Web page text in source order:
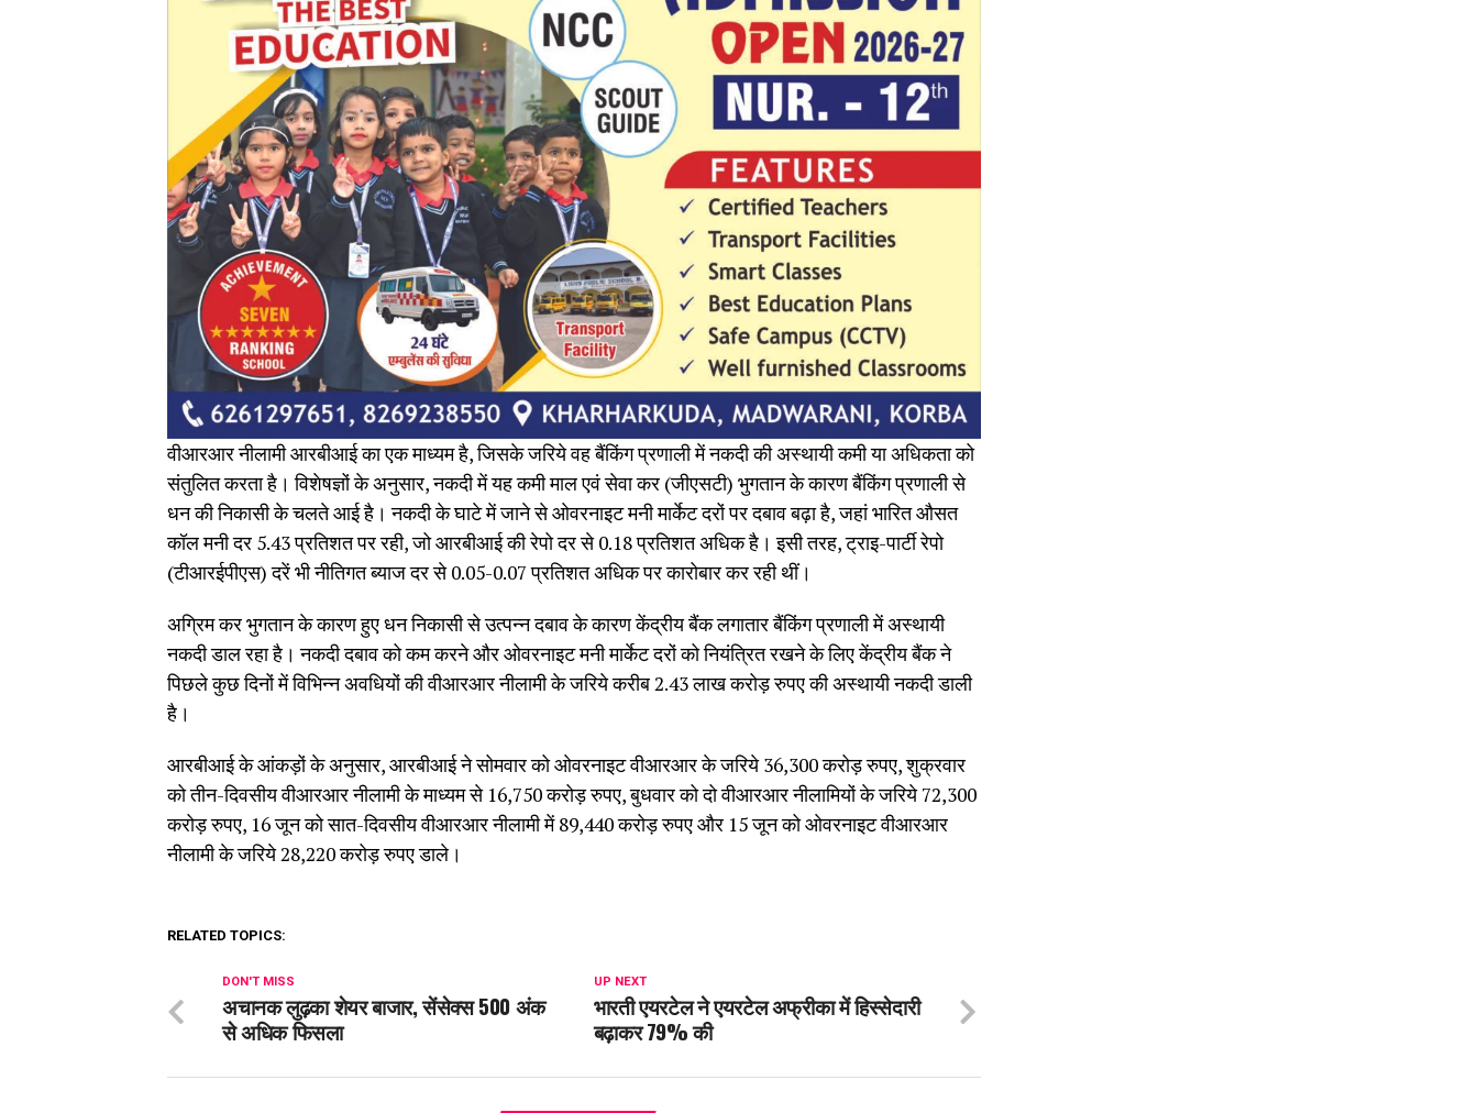
वीआरआर नीलामी आरबीआई का एक माध्यम है, जिसके जरिये वह बैंकिंग प्रणाली में नकदी की अस्थायी कमी या अधिकता को
संतुलित करता है। विशेषज्ञों के अनुसार, नकदी में यह कमी माल एवं सेवा कर (जीएसटी) भुगतान के कारण बैंकिंग प्रणाली से
धन की निकासी के चलते आई है। नकदी के घाटे में जाने से ओवरनाइट मनी मार्केट दरों पर दबाव बढ़ा है, जहां भारित औसत
कॉल मनी दर 5.43 प्रतिशत पर रही, जो आरबीआई की रेपो दर से 0.18 प्रतिशत अधिक है। इसी तरह, ट्राइ-पार्टी रेपो
(टीआरईपीएस) दरें भी नीतिगत ब्याज दर से 0.05-0.07 प्रतिशत अधिक पर कारोबार कर रही थीं।
अग्रिम कर भुगतान के कारण हुए धन निकासी से उत्पन्न दबाव के कारण केंद्रीय बैंक लगातार बैंकिंग प्रणाली में अस्थायी
नकदी डाल रहा है। नकदी दबाव को कम करने और ओवरनाइट मनी मार्केट दरों को नियंत्रित रखने के लिए केंद्रीय बैंक ने
पिछले कुछ दिनों में विभिन्न अवधियों की वीआरआर नीलामी के जरिये करीब 2.43 लाख करोड़ रुपए की अस्थायी नकदी डाली
है।
आरबीआई के आंकड़ों के अनुसार, आरबीआई ने सोमवार को ओवरनाइट वीआरआर के जरिये 36,300 करोड़ रुपए, शुक्रवार
को तीन-दिवसीय वीआरआर नीलामी के माध्यम से 16,750 करोड़ रुपए, बुधवार को दो वीआरआर नीलामियों के जरिये 72,300
करोड़ रुपए, 16 जून को सात-दिवसीय वीआरआर नीलामी में 89,440 करोड़ रुपए और 15 जून को ओवरनाइट वीआरआर
नीलामी के जरिये 28,220 करोड़ रुपए डाले।
RELATED TOPICS:
UP NEXT
भारती एयरटेल ने एयरटेल अफ्रीका में हिस्सेदारी
बढ़ाकर 79% की
DON'T MISS
अचानक लुढ़का शेयर बाजार, सेंसेक्स 500 अंक
से अधिक फिसला